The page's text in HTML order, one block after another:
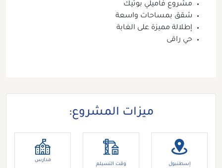
مشروع فاميلي بوتيك
شقق بمساحات واسعة
إطلالة مميزة على الغابة
حي راقى
ميزات المشروع:
إسطنبول
وقت التسيلم
مدارس